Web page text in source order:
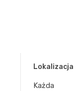
Lokalizacja
Każda